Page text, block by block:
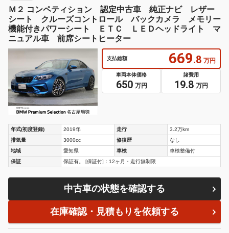
Ｍ２ コンペティション 認定中古車 純正ナビ レザー
シート クルーズコントロール バックカメラ メモリー
機能付きパワーシート ＥＴＣ ＬＥＤヘッドライト マ
ニュアル車 前席シートヒーター
支払総額 669.8 万円
車両本体価格
650 万円
諸費用
19.8 万円
年式(初度登録) 2019年 走行
3.2万km
排気量
3000cc 修復歴
なし
地域
愛知県 車検
車検整備付
保証
保証有。 [保証付]：12ヶ月・走行無制限
中古車の状態を確認する
在庫確認・見積もりを依頼する